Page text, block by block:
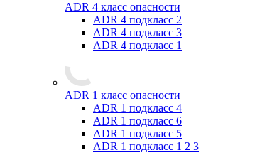
ADR 4 класс опасности
ADR 4 подкласс 2
ADR 4 подкласс 3
ADR 4 подкласс 1
ADR 1 класс опасности
ADR 1 подкласс 4
ADR 1 подкласс 6
ADR 1 подкласс 5
ADR 1 подкласс 1 2 3